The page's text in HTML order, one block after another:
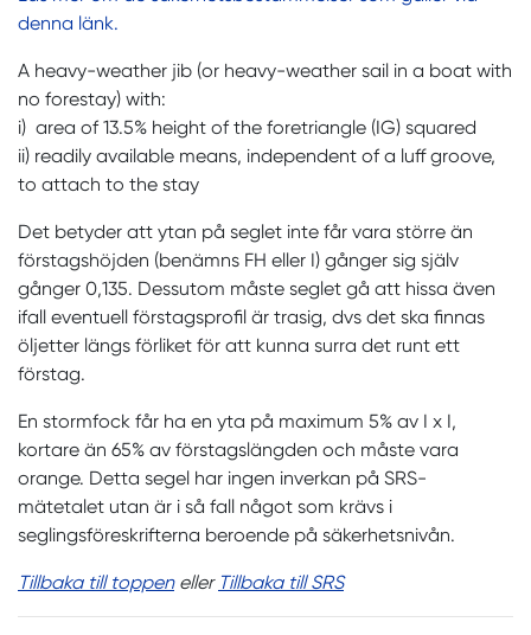
denna länk.
A heavy-weather jib (or heavy-weather sail in a boat with
no forestay) with:
i) area of 13.5% height of the foretriangle (IG) squared
ii) readily available means, independent of a luff groove,
to attach to the stay
Det betyder att ytan på seglet inte får vara större än
förstagshöjden (benämns FH eller I) gånger sig själv
gånger 0,135. Dessutom måste seglet gå att hissa även
ifall eventuell förstagsprofil är trasig, dvs det ska finnas
öljetter längs förliket för att kunna surra det runt ett
förstag.
En stormfock får ha en yta på maximum 5% av I x I,
kortare än 65% av förstagslängden och måste vara
orange. Detta segel har ingen inverkan på SRS-
mätetalet utan är i så fall något som krävs i
seglingsföreskrifterna beroende på säkerhetsnivån.
Tillbaka till toppeneller Tillbaka till SRS